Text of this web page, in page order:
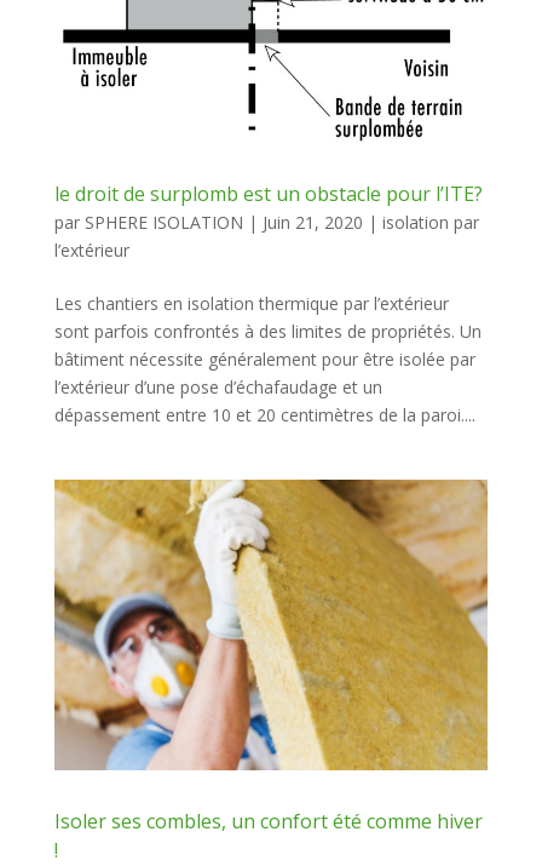
le droit de surplomb est un obstacle pour l’ITE?
par SPHERE ISOLATION | Juin 21, 2020 | isolation par
l’extérieur
Les chantiers en isolation thermique par l’extérieur
sont parfois confrontés à des limites de propriétés. Un
bâtiment nécessite généralement pour être isolée par
l’extérieur d’une pose d’échafaudage et un
dépassement entre 10 et 20 centimètres de la paroi....
Isoler ses combles, un confort été comme hiver
!